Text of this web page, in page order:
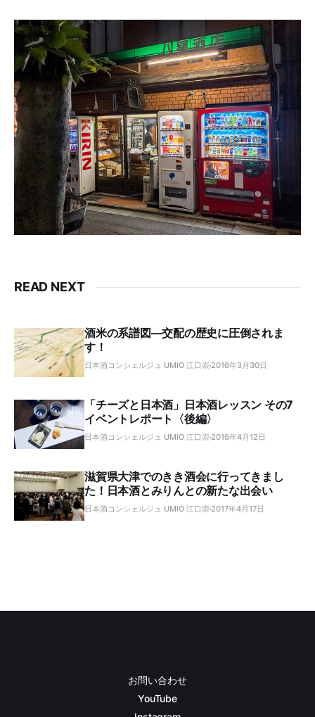
READ NEXT
酒米の系譜図―交配の歴史に圧倒されま
す！
日本酒コンシェルジュ UMIO 江口崇 2016年3月30日
「チーズと日本酒」日本酒レッスン その7
イベントレポート〈後編〉
日本酒コンシェルジュ UMIO 江口崇 2016年4月12日
滋賀県大津でのきき酒会に行ってきまし
た！日本酒とみりんとの新たな出会い
日本酒コンシェルジュ UMIO 江口崇 2017年4月17日
お問い合わせ
YouTube